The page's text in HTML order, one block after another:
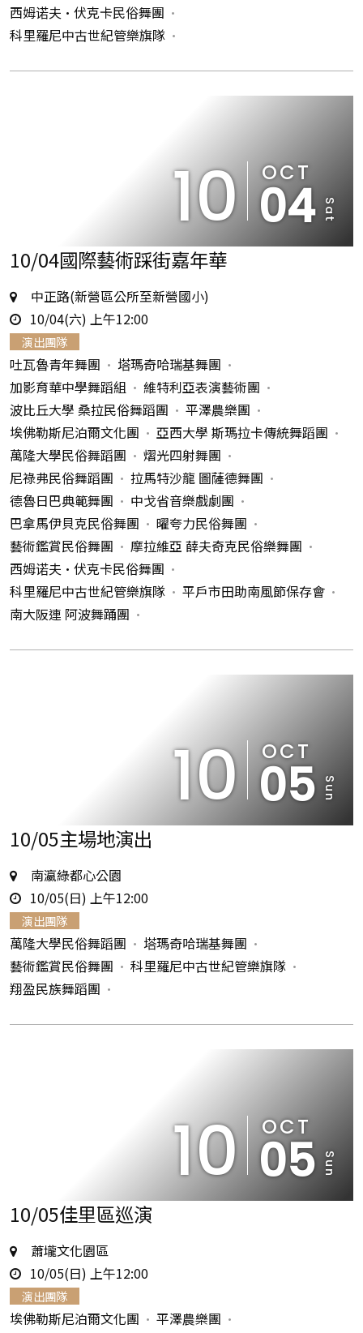
西姆诺夫•伏克卡民俗舞團
科里羅尼中古世紀管樂旗隊
10 OCT
04 Sat
10/04國際藝術踩街嘉年華
地
點
中正路(新營區公所至新營國小)
時
間
10/04(六) 上午12:00
演出團隊
吐瓦魯青年舞團
塔瑪奇哈瑞基舞團
加影育華中學舞蹈組
維特利亞表演藝術團
波比丘大學 桑拉民俗舞蹈團
平澤農樂團
埃佛勒斯尼泊爾文化團
亞西大學 斯瑪拉卡傳統舞蹈團
萬隆大學民俗舞蹈團
熠光四射舞團
尼祿弗民俗舞蹈團
拉馬特沙龍 圖薩德舞團
德魯日巴典範舞團
中戈省音樂戲劇團
巴拿馬伊貝克民俗舞團
曜夸力民俗舞團
藝術鑑賞民俗舞團
摩拉維亞 薛夫奇克民俗樂舞團
西姆诺夫•伏克卡民俗舞團
科里羅尼中古世紀管樂旗隊
平戶市田助南風節保存會
南大阪連 阿波舞踊團
10 OCT
05 Sun
10/05主場地演出
地
點
南瀛綠都心公園
時
間
10/05(日) 上午12:00
演出團隊
萬隆大學民俗舞蹈團
塔瑪奇哈瑞基舞團
藝術鑑賞民俗舞團
科里羅尼中古世紀管樂旗隊
翔盈民族舞蹈團
10 OCT
05 Sun
10/05佳里區巡演
地
點
蕭壠文化園區
時
間
10/05(日) 上午12:00
演出團隊
埃佛勒斯尼泊爾文化團
平澤農樂團